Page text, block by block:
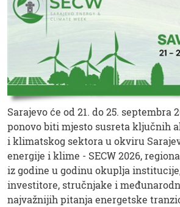
Sarajevo će od 21. do 25. septembra
ponovo biti mjesto susreta ključnih
i klimatskog sektora u okviru
energije i klime - SECW 2026,
iz godine u godinu okuplja
investitore, stručnjake i
najvažnijih pitanja energetske